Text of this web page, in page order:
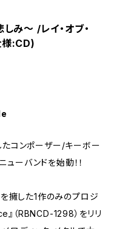
しみ～ /レイ・オブ・
:CD)
たコンポーザー/キーボー
ューバンドを始動！！
擁した1作のみのプロジ
（RBNCD-1298）をリリ